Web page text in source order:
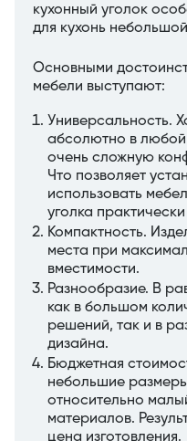
кухонный уголок
для кухонь
Основными
мебели выступают:
Универсальность.
абсолютно в
очень сложную
Что позволяет
использовать
уголка
Компактность.
места при
вместимости.
Разнообразие. В
как в большом
решений, так и в
дизайна.
Бюджетная
небольшие
относительно
материалов.
цена изготовления.